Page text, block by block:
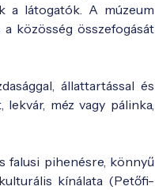
a látogatók. A múzeum
közösség összefogását
állattartással és
méz vagy pálinka,
falusi pihenésre, könnyű
kínálata (Petőfi-